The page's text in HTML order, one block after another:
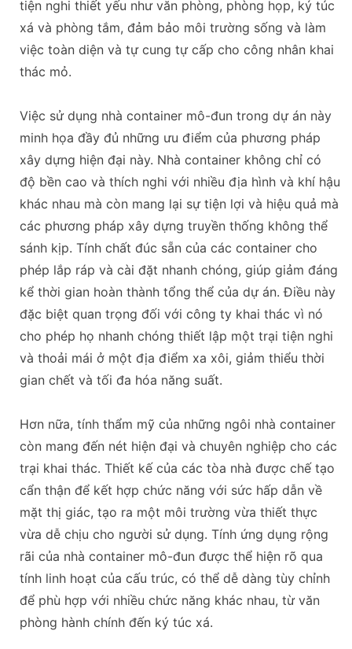
tiện nghi thiết yếu như văn phòng, phòng họp, ký túc
xá và phòng tắm, đảm bảo môi trường sống và làm
việc toàn diện và tự cung tự cấp cho công nhân khai
thác mỏ.
Việc sử dụng nhà container mô-đun trong dự án này
minh họa đầy đủ những ưu điểm của phương pháp
xây dựng hiện đại này. Nhà container không chỉ có
độ bền cao và thích nghi với nhiều địa hình và khí hậu
khác nhau mà còn mang lại sự tiện lợi và hiệu quả mà
các phương pháp xây dựng truyền thống không thể
sánh kịp. Tính chất đúc sẵn của các container cho
phép lắp ráp và cài đặt nhanh chóng, giúp giảm đáng
kể thời gian hoàn thành tổng thể của dự án. Điều này
đặc biệt quan trọng đối với công ty khai thác vì nó
cho phép họ nhanh chóng thiết lập một trại tiện nghi
và thoải mái ở một địa điểm xa xôi, giảm thiểu thời
gian chết và tối đa hóa năng suất.
Hơn nữa, tính thẩm mỹ của những ngôi nhà container
còn mang đến nét hiện đại và chuyên nghiệp cho các
trại khai thác. Thiết kế của các tòa nhà được chế tạo
cẩn thận để kết hợp chức năng với sức hấp dẫn về
mặt thị giác, tạo ra một môi trường vừa thiết thực
vừa dễ chịu cho người sử dụng. Tính ứng dụng rộng
rãi của nhà container mô-đun được thể hiện rõ qua
tính linh hoạt của cấu trúc, có thể dễ dàng tùy chỉnh
để phù hợp với nhiều chức năng khác nhau, từ văn
phòng hành chính đến ký túc xá.